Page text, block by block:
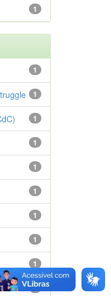
1
1
1
1
1
1
1
1
1
1
1